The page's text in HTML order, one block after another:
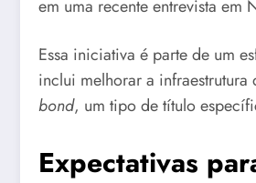
em uma recente entrevista em
Essa iniciativa é parte de um
inclui melhorar a
bond, um tipo de título
Expectativas